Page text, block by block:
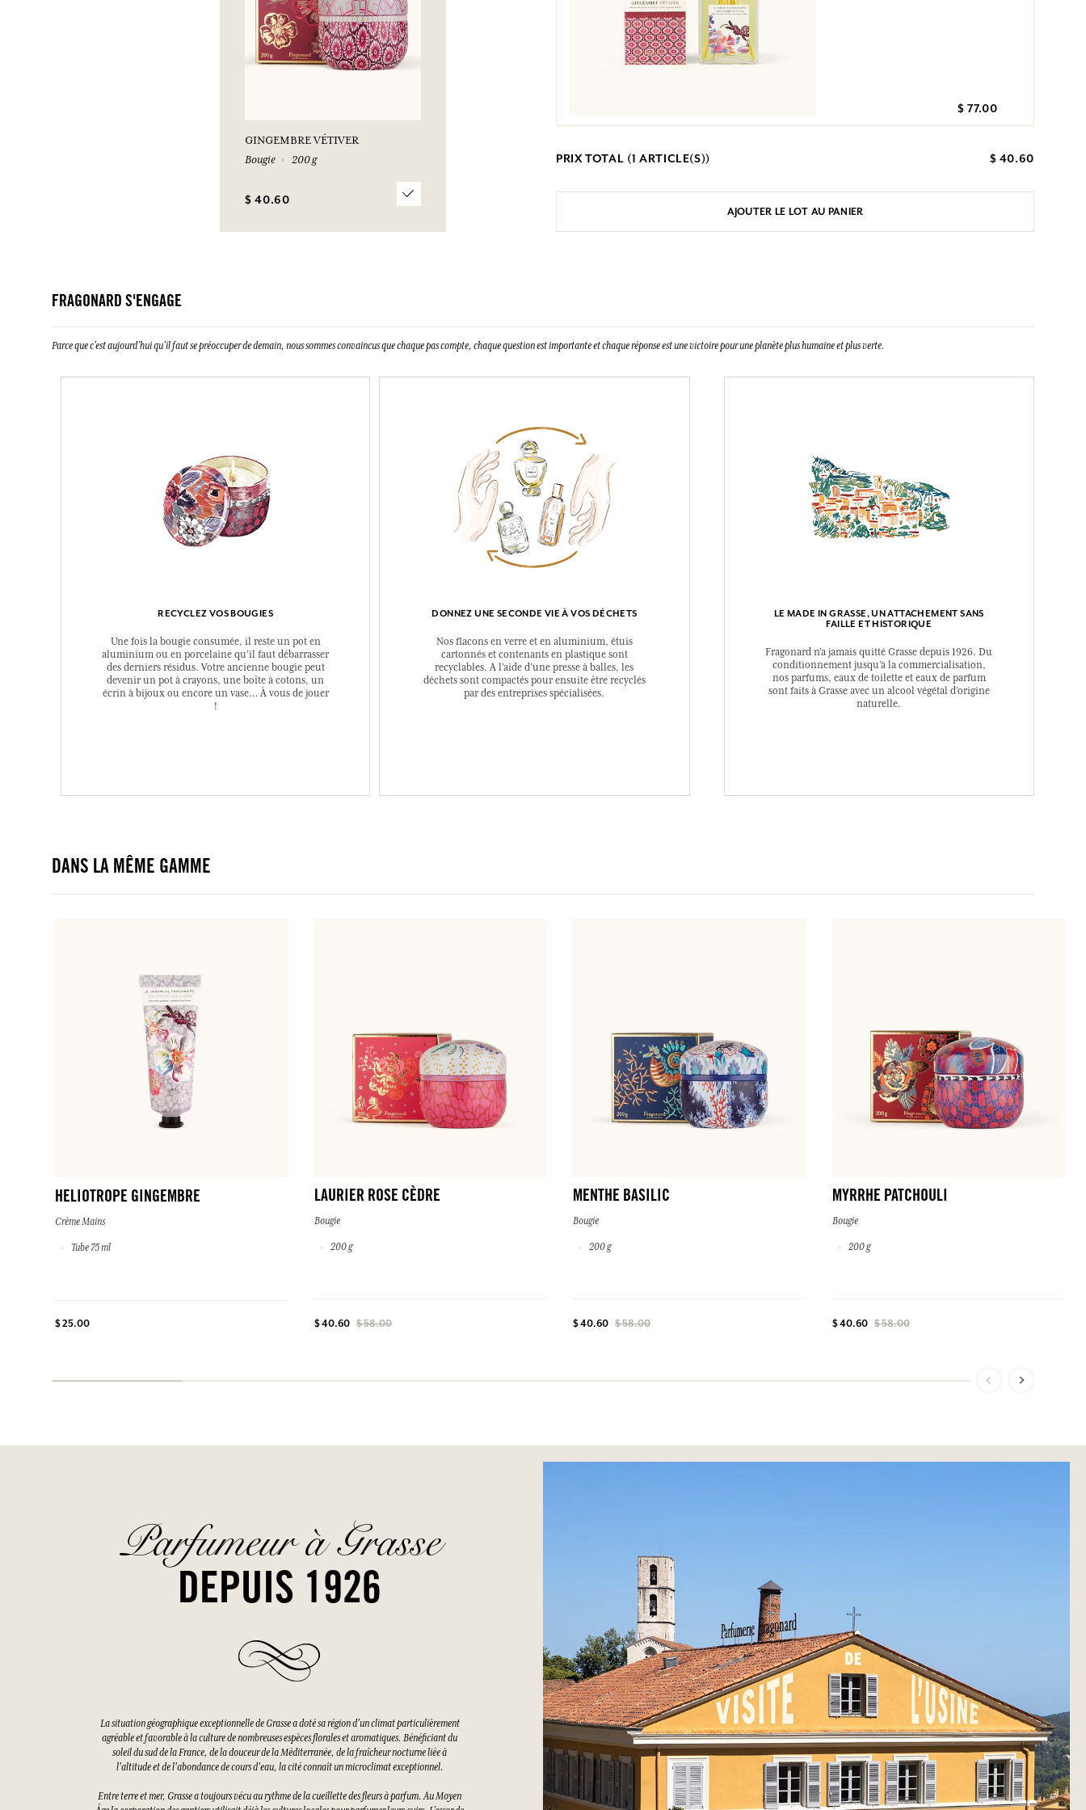
GINGEMBRE VÉTIVER
Bougie
200 g
$ 40.60
$ 77.00
PRIX TOTAL (1 ARTICLE(S)) $ 40.60
AJOUTER LE LOT AU PANIER
FRAGONARD S'ENGAGE
Parce que c’est aujourd’hui qu’il faut se préoccuper de demain, nous sommes convaincus que chaque pas compte, chaque question est importante et chaque réponse est une victoire pour une planète plus humaine et plus verte.
RECYCLEZ VOS BOUGIES
Une fois la bougie consumée, il reste un pot en
aluminium ou en porcelaine qu’il faut débarrasser
des derniers résidus. Votre ancienne bougie peut
devenir un pot à crayons, une boîte à cotons, un
écrin à bijoux ou encore un vase… À vous de jouer
!
DONNEZ UNE SECONDE VIE À VOS DÉCHETS
Nos flacons en verre et en aluminium, étuis
cartonnés et contenants en plastique sont
recyclables. A l’aide d’une presse à balles, les
déchets sont compactés pour ensuite être recyclés
par des entreprises spécialisées.
LE MADE IN GRASSE, UN ATTACHEMENT SANS
FAILLE ET HISTORIQUE
Fragonard n’a jamais quitté Grasse depuis 1926. Du
conditionnement jusqu’à la commercialisation,
nos parfums, eaux de toilette et eaux de parfum
sont faits à Grasse avec un alcool végétal d’origine
naturelle.
DANS LA MÊME GAMME
HELIOTROPE GINGEMBRE
Crème Mains
Tube 75 ml
$ 25.00
LAURIER ROSE CÈDRE
Bougie
200 g
$ 40.60 $ 58.00
MENTHE BASILIC
Bougie
200 g
$ 40.60 $ 58.00
MYRRHE PATCHOULI
Bougie
200 g
$ 40.60 $ 58.00
Parfumeur à Grasse
DEPUIS 1926
La situation géographique exceptionnelle de Grasse a doté sa région d'un climat particulièrement
agréable et favorable à la culture de nombreuses espèces florales et aromatiques. Bénéficiant du
soleil du sud de la France, de la douceur de la Méditerranée, de la fraîcheur nocturne liée à
l'altitude et de l'abondance de cours d'eau, la cité connaît un microclimat exceptionnel.
Entre terre et mer, Grasse a toujours vécu au rythme de la cueillette des fleurs à parfum. Au Moyen